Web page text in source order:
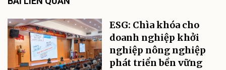
ESG: Chìa khóa cho
doanh nghiệp khởi
nghiệp nông nghiệp
phát triển bền vững